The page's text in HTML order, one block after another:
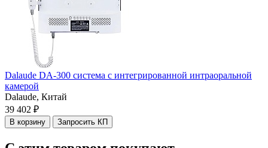
Dalaude DA-300 система с интегрированной интраоральной
камерой
Dalaude, Китай
39 402 ₽
В корзину Запросить КП